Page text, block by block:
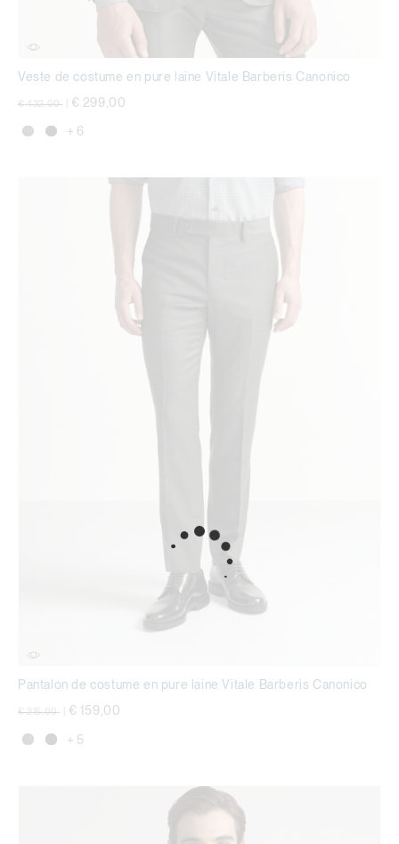
Veste de costume en pure laine Vitale Barberis Canonico
Prix réduit de
€ 432,00 € 299,00
+ 6
Pantalon de costume en pure laine Vitale Barberis Canonico
Prix réduit de
€ 215,00 € 159,00
+ 5